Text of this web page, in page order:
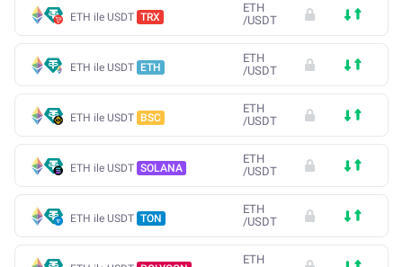
ETH ile USDT TRX
ETH
/USDT
ETH ile USDT ETH
ETH
/USDT
ETH ile USDT BSC
ETH
/USDT
ETH ile USDT SOLANA
ETH
/USDT
ETH ile USDT TON
ETH
/USDT
ETH